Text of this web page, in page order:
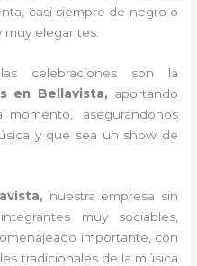
casi siempre de negro o
muy elegantes.
celebraciones son la
en Bellavista, aportando
momento, asegurándonos
y que sea un show de
nuestra empresa sin
muy sociables,
importante, con
tradicionales de la música